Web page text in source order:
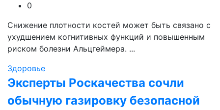
0
Снижение плотности костей может быть связано с
ухудшением когнитивных функций и повышенным
риском болезни Альцгеймера. ...
Здоровье
Эксперты Роскачества сочли
обычную газировку безопасной